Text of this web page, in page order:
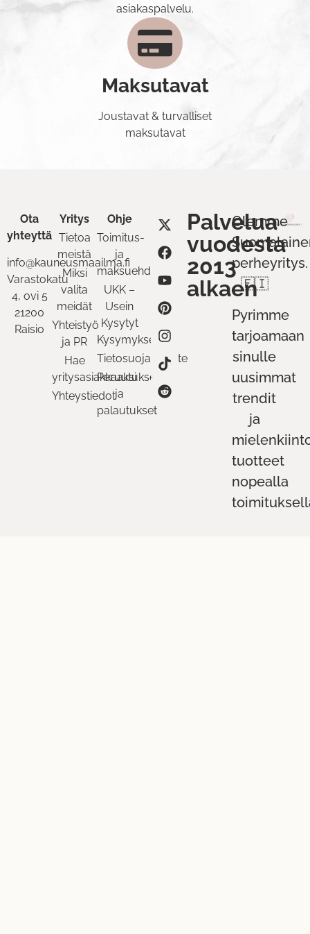
asiakaspalvelu.
Maksutavat
Joustavat & turvalliset
maksutavat
Ota
yhteyttä
info@kauneusmaailma.fi
Varastokatu
4, ovi 5
21200
Raisio
Yritys
Tietoa
meistä
Miksi
valita
meidät
Yhteistyö
ja PR
Hae
yritysasiakkaaksi
Yhteystiedot
Ohje
Toimitus-
ja
maksuehdot
UKK –
Usein
Kysytyt
Kysymykset
Tietosuojaseloste
Peruutukset
ja
palautukset
Palvelua
vuodesta
2013
alkaen
Olemme
perheyritys.
🇫🇮
Pyrimme
tarjoamaan
sinulle
uusimmat
trendit
ja
tuotteet
nopealla